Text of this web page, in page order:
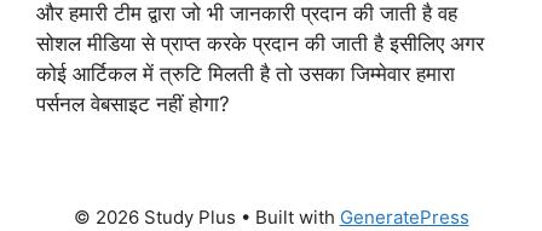
और हमारी टीम द्वारा जो भी जानकारी प्रदान की जाती है वह
सोशल मीडिया से प्राप्त करके प्रदान की जाती है इसीलिए अगर
कोई आर्टिकल में त्रुटि मिलती है तो उसका जिम्मेवार हमारा
पर्सनल वेबसाइट नहीं होगा?
© 2026 Study Plus • Built with GeneratePress